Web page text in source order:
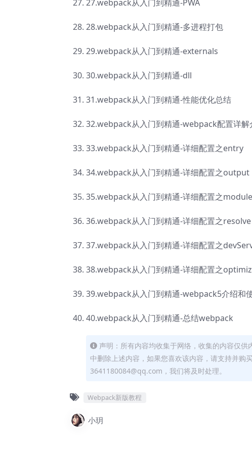
27.webpack从入门到精通-PWA
28.webpack从入门到精通-多进程打包
29.webpack从入门到精通-externals
30.webpack从入门到精通-dll
31.webpack从入门到精通-性能优化总结
32.webpack从入门到精通-webpack配置详解
33.webpack从入门到精通-详细配置之entry
34.webpack从入门到精通-详细配置之output
35.webpack从入门到精通-详细配置之module
36.webpack从入门到精通-详细配置之resolve
37.webpack从入门到精通-详细配置之
38.webpack从入门到精通-详细配置之
39.webpack从入门到精通-webpack5介绍和
40.webpack从入门到精通-总结webpack
声明：所有内容均收集于网络，收集的内容仅
中删除上述内容，如果您喜欢该内容，请支持并购
3641180084@qq.com，我们将及时处理。
Webpack新版教程
小玥